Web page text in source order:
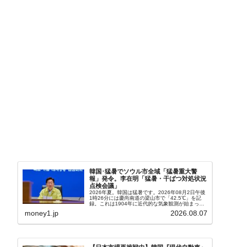
韓国･猛暑でソウル市全域「猛暑重大警
報」発令。李在明「猛暑・干ばつ対処状況
点検会議」
2026年夏。韓国は猛暑です。2026年08月2日午後
1時26分には慶尚南道の梁山市で「42.5℃」を記
録。これは1904年に近代的な気象観測が始まって
ウル市全域への「猛暑重大警報」が発令され...
money1.jp 2026.08.07